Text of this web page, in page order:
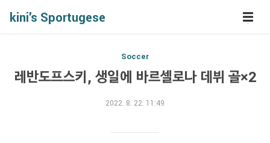
kini's Sportugese
Soccer
레반도프스키, 생일에 바르셀로나 데뷔 골×2
2022. 8. 22. 11:49